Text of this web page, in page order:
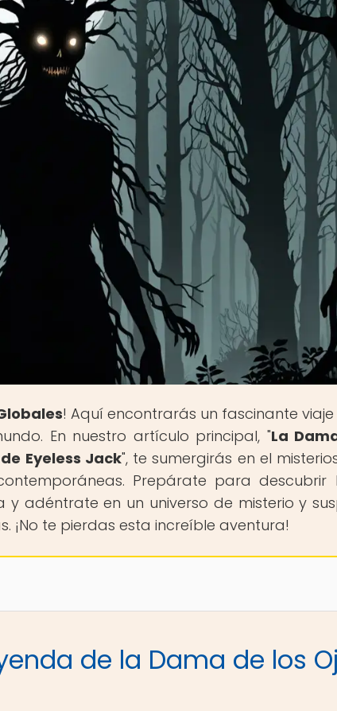
! Aquí encontrarás un fascinante
En nuestro artículo principal, "La
Eyeless Jack", te sumergirás en el
Prepárate para descubrir
adéntrate en un universo de misterio y
¡No te pierdas esta increíble aventura!
de la Dama de los